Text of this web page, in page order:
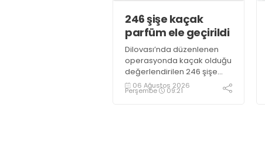
246 şişe kaçak
parfüm ele geçirildi
Dilovası’nda düzenlenen
operasyonda kaçak olduğu
değerlendirilen 246 şişe
parfüm ele geçirildi
06 Ağustos 2026
Perşembe 09:21